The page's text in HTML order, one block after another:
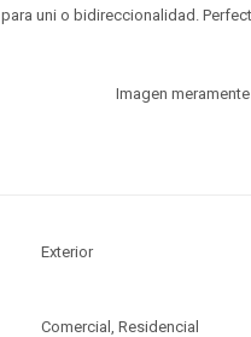
para uni o bidireccionalidad.
Imagen
Exterior
Comercial, Residencial